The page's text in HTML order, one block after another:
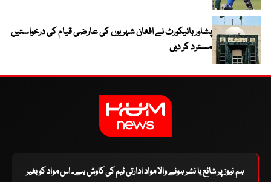
پشاور ہائیکورٹ نے افغان شہریوں کی عارضی قیام کی درخواستیں
مسترد کر دیں
ہم نیوز پر شائع یا نشر ہونے والا مواد ادارتی ٹیم کی کاوش ہے۔ اس مواد کو بغیر